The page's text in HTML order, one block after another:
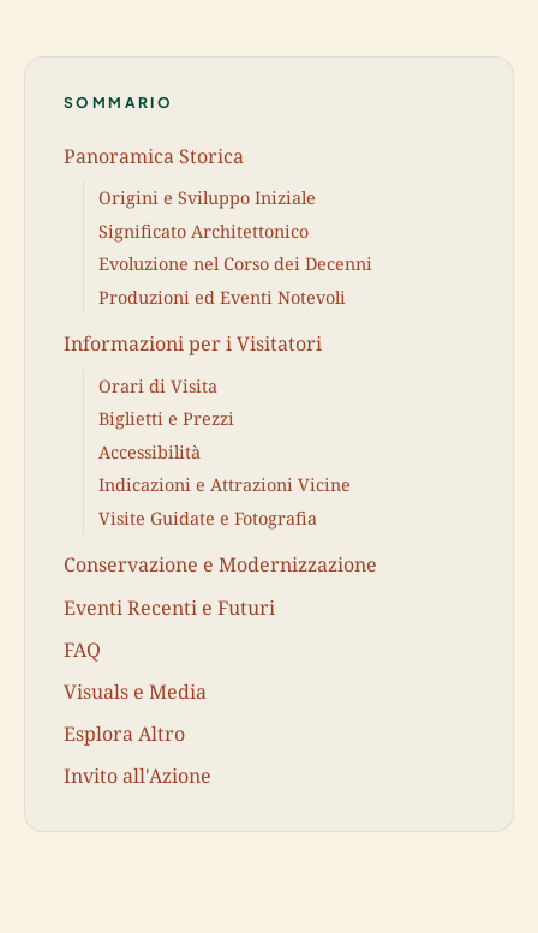
SOMMARIO
Panoramica Storica
Origini e Sviluppo Iniziale
Significato Architettonico
Evoluzione nel Corso dei Decenni
Produzioni ed Eventi Notevoli
Informazioni per i Visitatori
Orari di Visita
Biglietti e Prezzi
Accessibilità
Indicazioni e Attrazioni Vicine
Visite Guidate e Fotografia
Conservazione e Modernizzazione
Eventi Recenti e Futuri
FAQ
Visuals e Media
Esplora Altro
Invito all'Azione